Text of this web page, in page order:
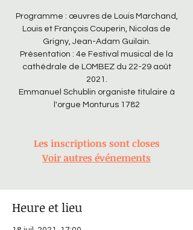
Programme : œuvres de Louis Marchand,
Louis et François Couperin, Nicolas de
Grigny, Jean-Adam Guilain.
Présentation : 4e Festival musical de la
cathédrale de LOMBEZ du 22-29 août
2021.
Emmanuel Schublin organiste titulaire à
l'orgue Monturus 1782
Les inscriptions sont closes
Voir autres événements
Heure et lieu